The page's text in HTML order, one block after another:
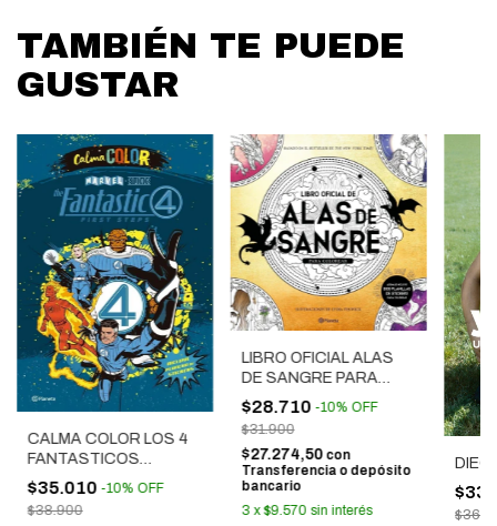
TAMBIÉN TE PUEDE
GUSTAR
CALMA COLOR LOS 4
FANTASTICOS
PRIMEROS PASOS
$35.010 -10% OFF
$38.900
LIBRO OFICIAL ALAS
DE SANGRE PARA
COLOREAR
$28.710 -10% OFF
$31.900
$27.274,50 con
Transferencia o depósito
bancario
3 x$9.570 sin interés